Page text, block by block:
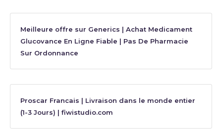
Meilleure offre sur Generics | Achat Medicament
Glucovance En Ligne Fiable | Pas De Pharmacie
Sur Ordonnance
Proscar Francais | Livraison dans le monde entier
(1-3 Jours) | fiwistudio.com